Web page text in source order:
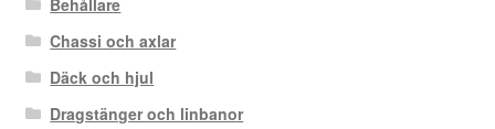
Behållare
Chassi och axlar
Däck och hjul
Dragstänger och linbanor